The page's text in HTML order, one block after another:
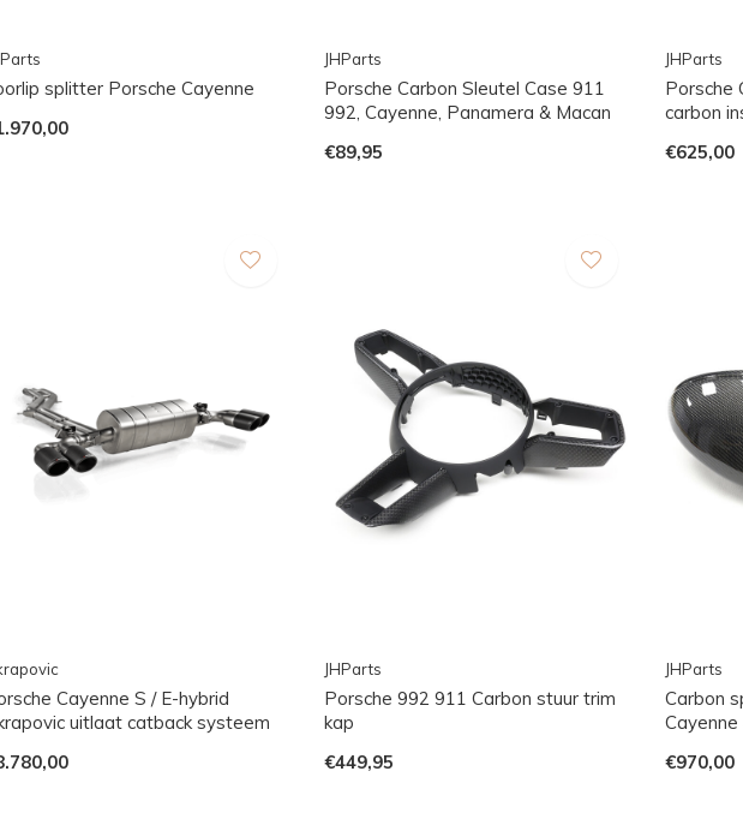
splitter Porsche Cayenne
JHParts
Porsche Carbon Sleutel Case 911
992, Cayenne, Panamera & Macan
€89,95
JHParts
Porsche
carbon
€625,00
Cayenne S / E-hybrid
uitlaat catback systeem
JHParts
Porsche 992 911 Carbon stuur trim
kap
€449,95
JHParts
Carbon
Cayenne
€970,00